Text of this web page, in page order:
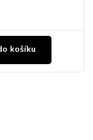
košíku